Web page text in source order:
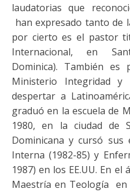
laudatorias que
han expresado tanto de
por cierto es el pastor
Internacional, en
Dominica). También es
Ministerio Integridad y
despertar a
graduó en la escuela de
1980, en la ciudad de
Dominicana y cursó sus
Interna (1982-85) y
1987) en los EE.UU. En
Maestría en Teología en